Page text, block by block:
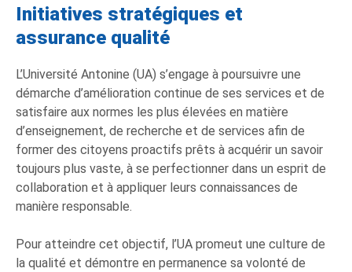
Initiatives stratégiques et
assurance qualité
L’Université Antonine (UA) s’engage à poursuivre une
démarche d’amélioration continue de ses services et de
satisfaire aux normes les plus élevées en matière
d’enseignement, de recherche et de services afin de
former des citoyens proactifs prêts à acquérir un savoir
toujours plus vaste, à se perfectionner dans un esprit de
collaboration et à appliquer leurs connaissances de
manière responsable.
Pour atteindre cet objectif, l’UA promeut une culture de
la qualité et démontre en permanence sa volonté de